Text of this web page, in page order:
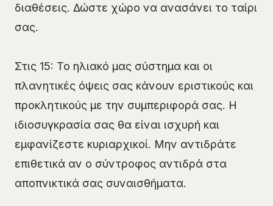
διαθέσεις. Δώστε χώρο να ανασάνει το ταίρι
σας.
Στις 15: Το ηλιακό μας σύστημα και οι
πλανητικές όψεις σας κάνουν εριστικούς και
προκλητικούς με την συμπεριφορά σας. Η
ιδιοσυγκρασία σας θα είναι ισχυρή και
εμφανίζεστε κυριαρχικοί. Μην αντιδράτε
επιθετικά αν ο σύντροφος αντιδρά στα
αποπνικτικά σας συναισθήματα.